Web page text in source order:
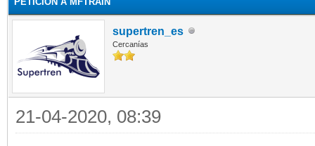
supertren_es
Cercanías
21-04-2020, 08:39